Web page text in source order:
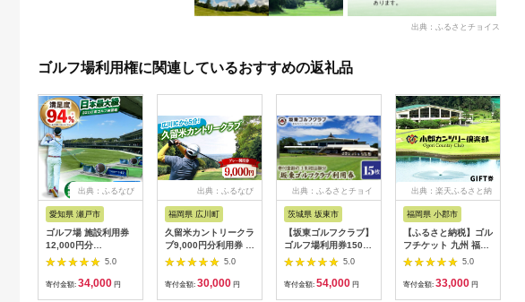
出典：ふるさとチョイス
ゴルフ場利用権に関連しているおすすめの返礼品
出典：ふるなび
愛知県 瀬戸市
ゴルフ場 施設利用券
12,000円分
[BBEC002]ゴルフ倶
楽部大樹 瀬戸店
5.0
寄付金額: 34,000 円
出典：ふるなび
福岡県 広川町
久留米カントリークラ
ブ9,000円分利用券 /
ゴルフ[AFAD007]
5.0
寄付金額: 30,000 円
出典：ふるさとチョイ
茨城県 坂東市
【坂東ゴルフクラブ】
ゴルフ場利用券15000
円分（寄付金額の3割
相当額分） ／ ゴルフ
プレー 都心から1時間
5.0
寄付金額: 54,000 円
出典：楽天ふるさと納
福岡県 小郡市
【ふるさと納税】ゴル
フチケット 九州 福岡
小郡カンツリー倶楽部
ギフト券 9枚 9000円
ゴルフ チケット 商品
5.0
寄付金額: 33,000 円